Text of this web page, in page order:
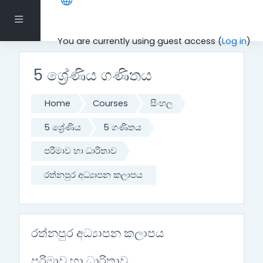
Side panel
You are currently using guest access (Log in)
Skip to main content
5 ශ්‍රේණිය ගණිතය
Home Courses සිංහල
5 ශ්‍රේණිය 5 ගණිතය
පරිමාව හා ධාරිතාව
රත්නපුර අධ්‍යාපන කලාපය
රත්නපුර අධ්‍යාපන කලාපය